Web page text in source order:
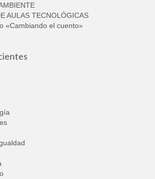
AULAS TECNOLÓGICAS
«Cambiando el cuento»